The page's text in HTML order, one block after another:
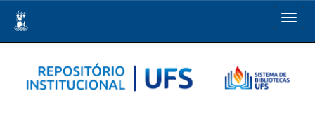
navigation